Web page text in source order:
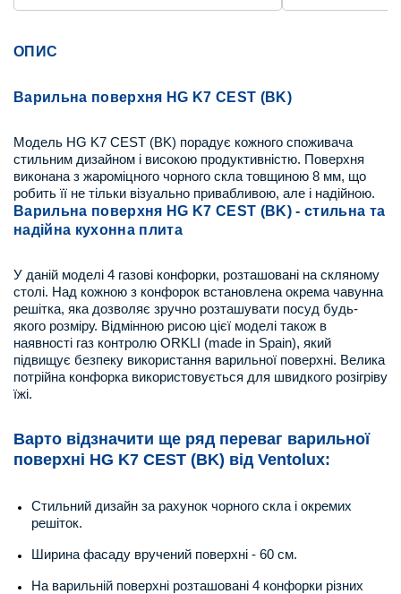
ОПИС
Варильна поверхня HG K7 CEST (BK)
Модель HG K7 CEST (BK) порадує кожного споживача
стильним дизайном і високою продуктивністю. Поверхня
виконана з жароміцного чорного скла товщиною 8 мм, що
робить її не тільки візуально привабливою, але і надійною.
Варильна поверхня HG K7 CEST (BK) - стильна та
надійна кухонна плита
У даній моделі 4 газові конфорки, розташовані на скляному
столі. Над кожною з конфорок встановлена окрема чавунна
решітка, яка дозволяє зручно розташувати посуд будь-
якого розміру. Відмінною рисою цієї моделі також в
наявності газ контролю ORKLI (made in Spain), який
підвищує безпеку використання варильної поверхні. Велика
потрійна конфорка використовується для швидкого розігріву
їжі.
Варто відзначити ще ряд переваг варильної
поверхні HG K7 CEST (BK) від Ventolux:
Стильний дизайн за рахунок чорного скла і окремих
решіток.
Ширина фасаду вручений поверхні - 60 см.
На варильній поверхні розташовані 4 конфорки різних